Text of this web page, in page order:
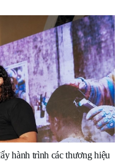
hành trình các thương hiệu